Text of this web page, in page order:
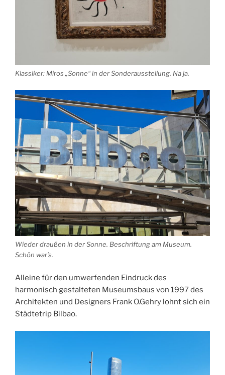
Klassiker: Miros „Sonne“ in der Sonderausstellung. Na ja.
Wieder draußen in der Sonne. Beschriftung am Museum.
Schön war’s.
Alleine für den umwerfenden Eindruck des
harmonisch gestalteten Museumsbaus von 1997 des
Architekten und Designers Frank O.Gehry lohnt sich ein
Städtetrip Bilbao.